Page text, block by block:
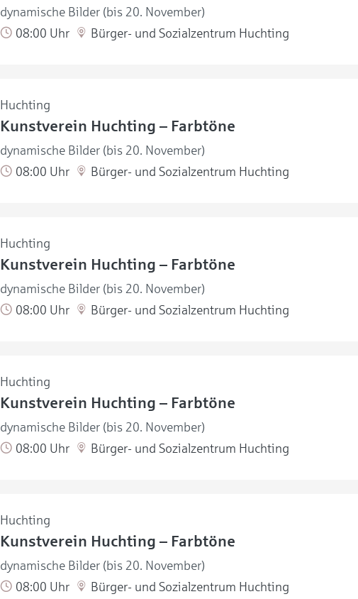
dynamische Bilder (bis 20. November)
08:00 Uhr
Bürger- und Sozialzentrum Huchting
Huchting
Kunstverein Huchting – Farbtöne
dynamische Bilder (bis 20. November)
08:00 Uhr
Bürger- und Sozialzentrum Huchting
Huchting
Kunstverein Huchting – Farbtöne
dynamische Bilder (bis 20. November)
08:00 Uhr
Bürger- und Sozialzentrum Huchting
Huchting
Kunstverein Huchting – Farbtöne
dynamische Bilder (bis 20. November)
08:00 Uhr
Bürger- und Sozialzentrum Huchting
Huchting
Kunstverein Huchting – Farbtöne
dynamische Bilder (bis 20. November)
08:00 Uhr
Bürger- und Sozialzentrum Huchting